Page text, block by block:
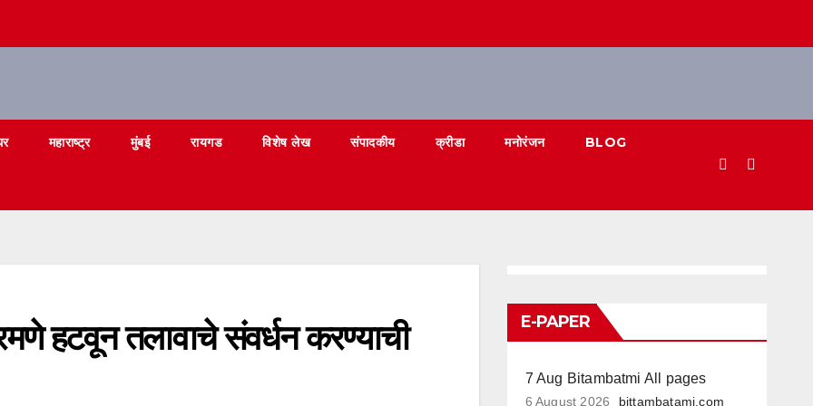
महाराष्ट्र मुंबई रायगड विशेष लेख संपादकीय क्रीडा मनोरंजन BLOG
हटवून तलावाचे संवर्धन करण्याची
E-PAPER
7 Aug Bitambatmi All pages
6 August 2026
bittambatami.com